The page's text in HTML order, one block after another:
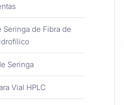
Seringa de Fibra de
Seringa
Vial HPLC